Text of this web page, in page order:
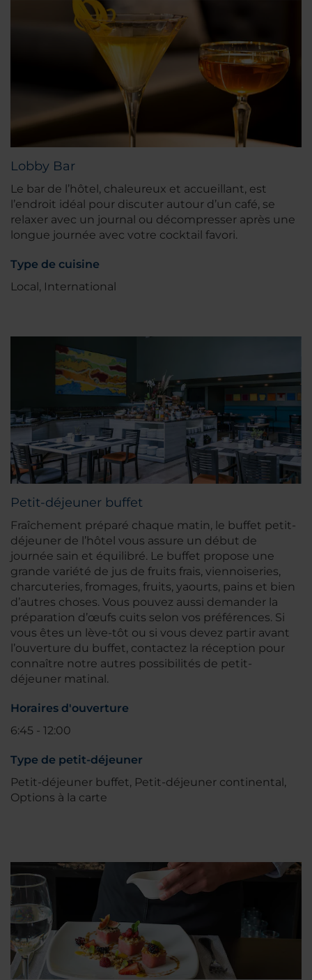
Lobby Bar
Le bar de l’hôtel, chaleureux et accueillant, est
l’endroit idéal pour discuter autour d’un café, se
relaxer avec un journal ou décompresser après une
longue journée avec votre cocktail favori.
Type de cuisine
Local, International
Petit-déjeuner buffet
Fraîchement préparé chaque matin, le buffet petit-
déjeuner de l’hôtel vous assure un début de
journée sain et équilibré. Le buffet propose une
grande variété de jus de fruits frais, viennoiseries,
charcuteries, fromages, fruits, yaourts, pains et bien
d’autres choses. Vous pouvez aussi demander la
préparation d’œufs cuits selon vos préférences. Si
vous êtes un lève-tôt ou si vous devez partir avant
l’ouverture du buffet, contactez la réception pour
connaître notre autres possibilités de petit-
déjeuner matinal.
Horaires d'ouverture
6:45 - 12:00
Type de petit-déjeuner
Petit-déjeuner buffet, Petit-déjeuner continental,
Options à la carte